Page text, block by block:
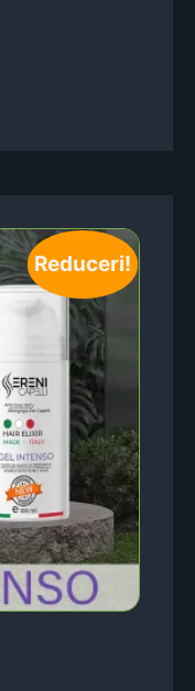
Reduceri!